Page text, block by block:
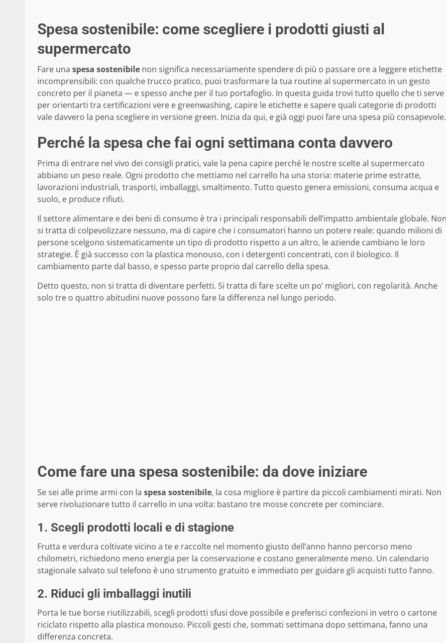
Spesa sostenibile: come scegliere i prodotti giusti al
supermercato
Fare una spesa sostenibile non significa necessariamente spendere di più o passare ore a leggere etichette
incomprensibili: con qualche trucco pratico, puoi trasformare la tua routine al supermercato in un gesto
concreto per il pianeta — e spesso anche per il tuo portafoglio. In questa guida trovi tutto quello che ti serve
per orientarti tra certificazioni vere e greenwashing, capire le etichette e sapere quali categorie di prodotti
vale davvero la pena scegliere in versione green. Inizia da qui, e già oggi puoi fare una spesa più consapevole.
Perché la spesa che fai ogni settimana conta davvero
Prima di entrare nel vivo dei consigli pratici, vale la pena capire perché le nostre scelte al supermercato
abbiano un peso reale. Ogni prodotto che mettiamo nel carrello ha una storia: materie prime estratte,
lavorazioni industriali, trasporti, imballaggi, smaltimento. Tutto questo genera emissioni, consuma acqua e
suolo, e produce rifiuti.
Il settore alimentare e dei beni di consumo è tra i principali responsabili dell’impatto ambientale globale.
si tratta di colpevolizzare nessuno, ma di capire che i consumatori hanno un potere reale: quando milioni di
persone scelgono sistematicamente un tipo di prodotto rispetto a un altro, le aziende cambiano le loro
strategie. È già successo con la plastica monouso, con i detergenti concentrati, con il biologico. Il
cambiamento parte dal basso, e spesso parte proprio dal carrello della spesa.
Detto questo, non si tratta di diventare perfetti. Si tratta di fare scelte un po’ migliori, con regolarità. Anche
solo tre o quattro abitudini nuove possono fare la differenza nel lungo periodo.
Come fare una spesa sostenibile: da dove iniziare
Se sei alle prime armi con la spesa sostenibile, la cosa migliore è partire da piccoli cambiamenti mirati. Non
serve rivoluzionare tutto il carrello in una volta: bastano tre mosse concrete per cominciare.
1. Scegli prodotti locali e di stagione
Frutta e verdura coltivate vicino a te e raccolte nel momento giusto dell’anno hanno percorso meno
chilometri, richiedono meno energia per la conservazione e costano generalmente meno. Un calendario
stagionale salvato sul telefono è uno strumento gratuito e immediato per guidare gli acquisti tutto l’anno.
2. Riduci gli imballaggi inutili
Porta le tue borse riutilizzabili, scegli prodotti sfusi dove possibile e preferisci confezioni in vetro o cartone
riciclato rispetto alla plastica monouso. Piccoli gesti che, sommati settimana dopo settimana, fanno una
differenza concreta.